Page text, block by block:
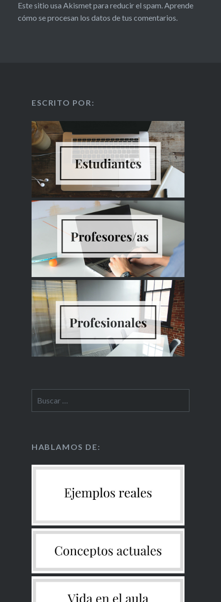
Este sitio usa Akismet para reducir el spam.Aprende
cómo se procesan los datos de tus comentarios.
ESCRITO POR:
HABLAMOS DE: